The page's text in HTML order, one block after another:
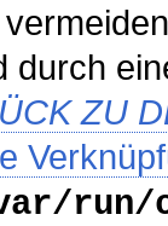
durch
ZU
run/